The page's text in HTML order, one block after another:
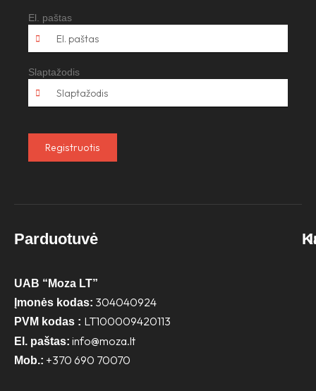
El. paštas
Slaptažodis
Registruotis
Parduotuvė
UAB “Moza LT”
Įmonės kodas: 304040924
PVM kodas : LT100009420113
El. paštas: info@moza.lt
Mob.: +370 690 70070